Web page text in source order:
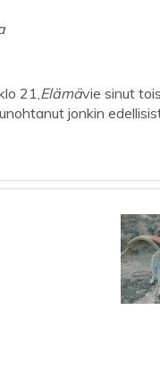
21,Elämävie sinut
jonkin